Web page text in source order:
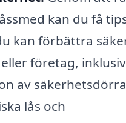
kan du få
kan förbättra
företag,
av
lås och